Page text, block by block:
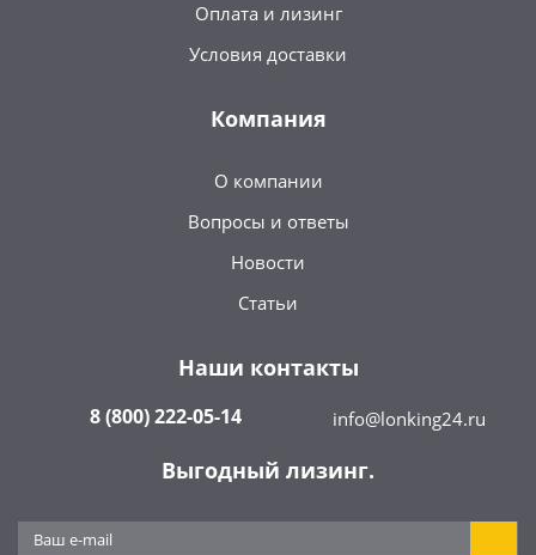
Оплата и лизинг
Условия доставки
Компания
О компании
Вопросы и ответы
Новости
Статьи
Наши контакты
8 (800) 222-05-14 info@lonking24.ru
Выгодный лизинг.